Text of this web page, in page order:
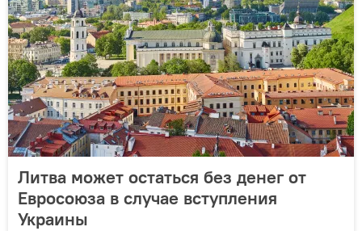
Литва может остаться без денег от
Евросоюза в случае вступления
Украины